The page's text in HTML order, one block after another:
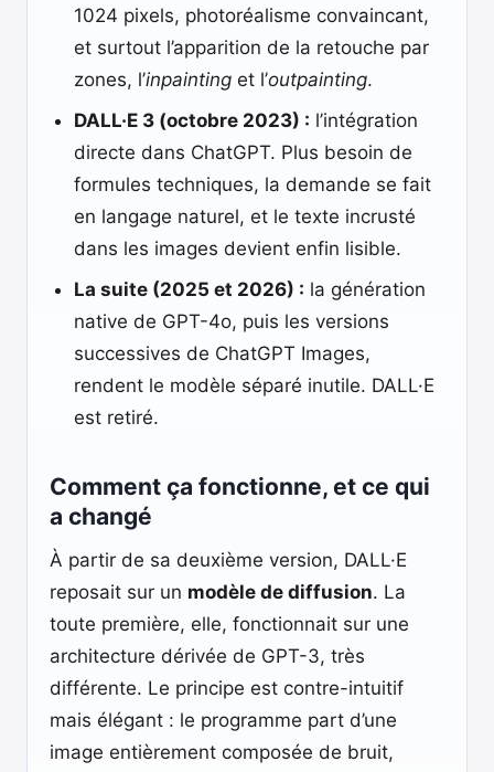
1024 pixels, photoréalisme convaincant,
et surtout l’apparition de la retouche par
zones, l’inpainting et l’outpainting.
DALL·E 3 (octobre 2023) : l’intégration
directe dans ChatGPT. Plus besoin de
formules techniques, la demande se fait
en langage naturel, et le texte incrusté
dans les images devient enfin lisible.
La suite (2025 et 2026) : la génération
native de GPT-4o, puis les versions
successives de ChatGPT Images,
rendent le modèle séparé inutile. DALL·E
est retiré.
Comment ça fonctionne, et ce qui
a changé
À partir de sa deuxième version, DALL·E
reposait sur un modèle de diffusion. La
toute première, elle, fonctionnait sur une
architecture dérivée de GPT-3, très
différente. Le principe est contre-intuitif
mais élégant : le programme part d’une
image entièrement composée de bruit,